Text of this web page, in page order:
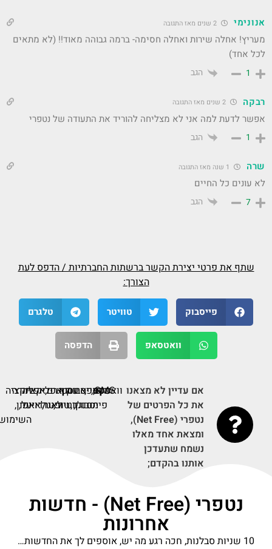
אנונימי 2 שנים מאז התגובה
מעריץ! אחלה שירות ואחלה חסימה- ברמה גבוהה מאוד!! (לא מתאים
לכל אחד)
הגב
רבקה 2 שנים מאז התגובה
אפשר לדעת למה אני לא מצליחה להוריד את התעודה של נטפרי
הגב
שרה 1 שנה מאז התגובה
לא עונים כל החיים
7 הגב
שתף את פרטי יצירת הקשר ברשתות החברתיות / הדפס לעת
הצורך:
פייסבוק טוויטר טלגרם
וואטסאפ הדפסה
אם עדיין לא מצאנו
את כל הפרטים של
נטפרי (Net Free),
ומצאת אחד מאלו
נשמח שתעדכן
אותנו בהקדם;
וואטסאפ,
SMS,
פקס,
דף
פייסבוק,
פייסבוק
מסנג'ר,
אינסטגרם,
ערוץ
יוטיוב,
דף
טוויטר,
אפליקציה
לאנדרואיד,
אפליקציה
לאייפון,
תודה
על
השימוש.
נטפרי (Net Free) - חדשות
אחרונות
10 שניות סבלנות, חכה רגע מה יש, אוספים לך את החדשות…